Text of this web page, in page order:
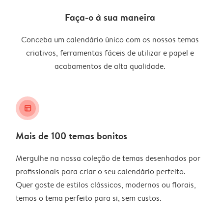
Faça-o à sua maneira
Conceba um calendário único com os nossos temas
criativos, ferramentas fáceis de utilizar e papel e
acabamentos de alta qualidade.
layout_alt
Mais de 100 temas bonitos
Mergulhe na nossa coleção de temas desenhados por
profissionais para criar o seu calendário perfeito.
Quer goste de estilos clássicos, modernos ou florais,
temos o tema perfeito para si, sem custos.